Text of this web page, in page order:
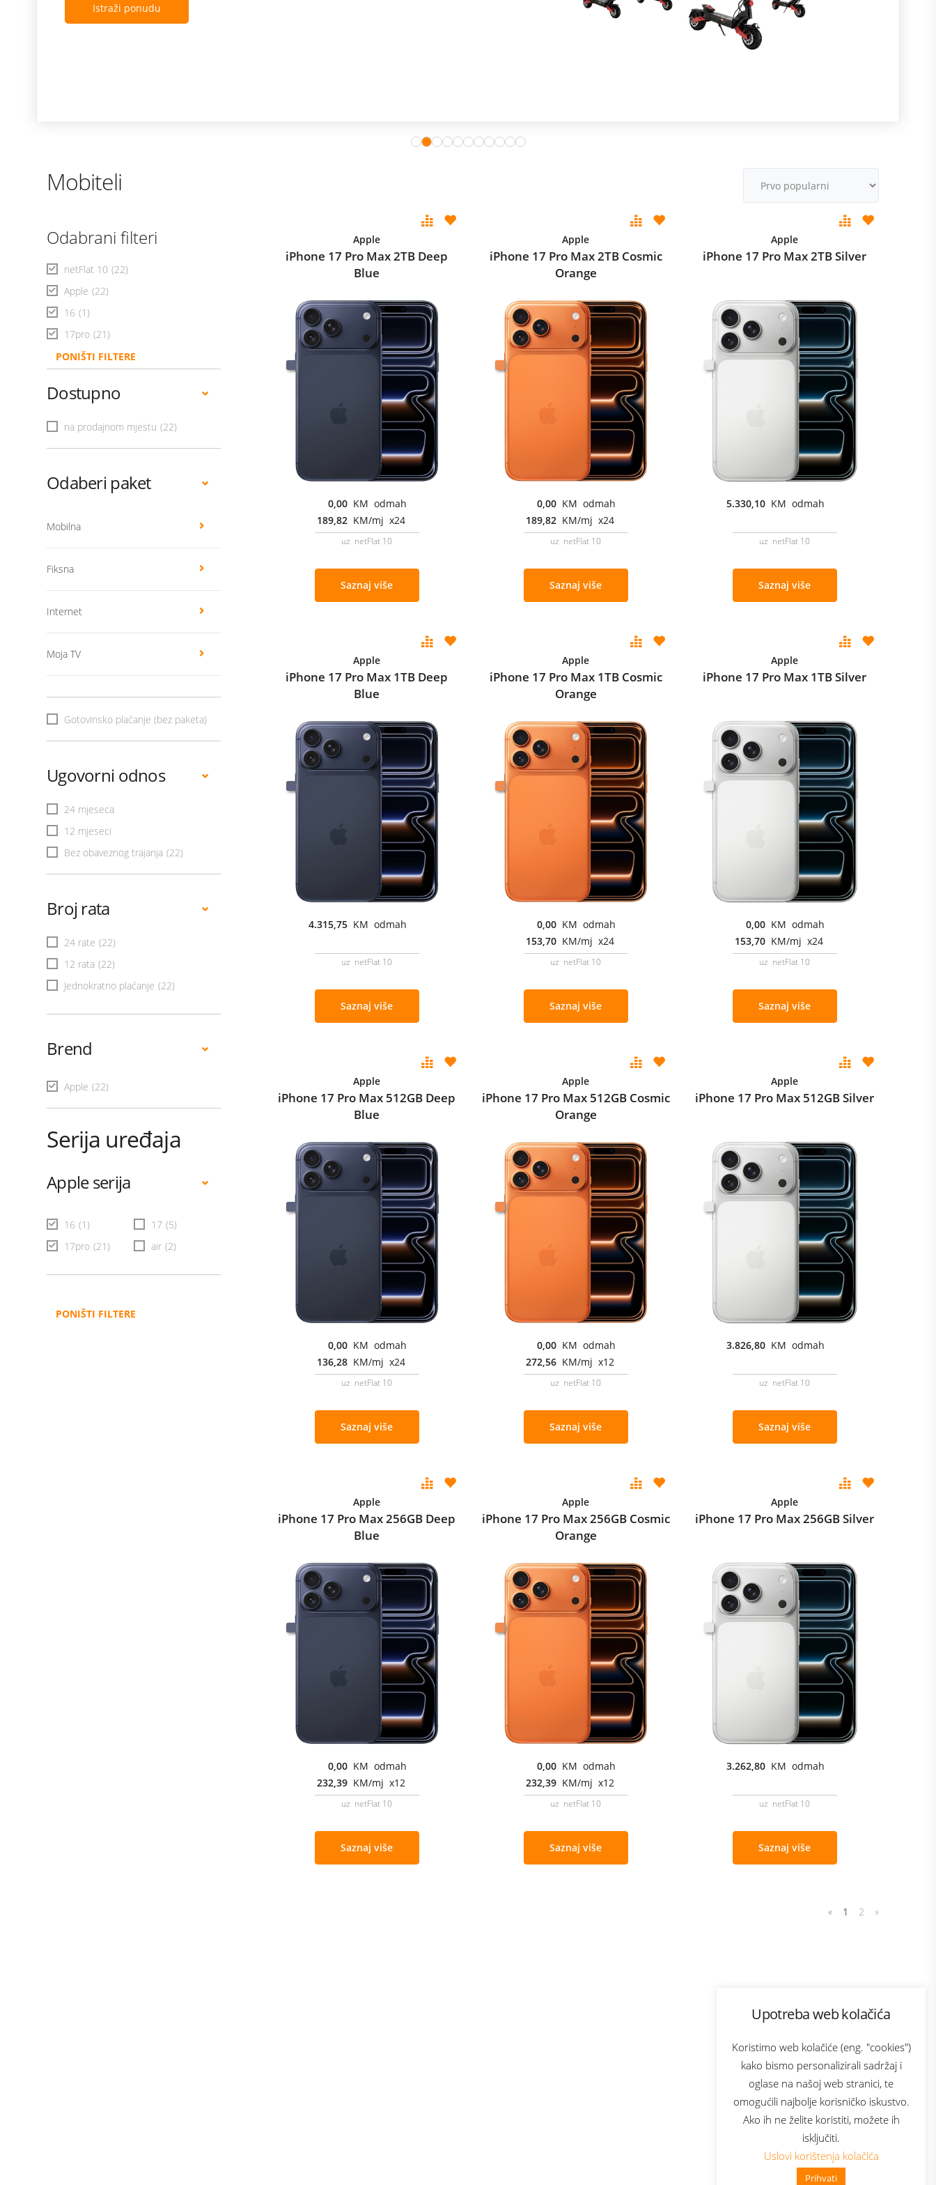
Upotreba web kolačića
Koristimo web kolačiće (eng. "cookies")
kako bismo personalizirali sadržaj i
oglase na našoj web stranici, te
omogućili najbolje korisničko iskustvo.
Ako ih ne želite koristiti, možete ih
isključiti.
Uslovi korištenja kolačića
Prihvati
👋 Zdravo, kako mogu pomoći?
Istraži ponudu
Mobiteli
Odabrani filteri
netFlat 10 (22)
Apple (22)
16 (1)
17pro (21)
PONIŠTI FILTERE
Dostupno
na prodajnom mjestu (22)
Odaberi paket
Mobilna
Fiksna
Internet
Moja TV
Gotovinsko plaćanje (bez paketa)
Ugovorni odnos
24 mjeseca
12 mjeseci
Bez obaveznog trajanja (22)
Broj rata
24 rate (22)
12 rata (22)
Jednokratno plaćanje (22)
Brend
Apple (22)
Serija uređaja
Apple serija
16 (1) 17 (5)
17pro (21) air (2)
PONIŠTI FILTERE
Apple
iPhone 17 Pro Max 2TB Deep
Blue
0,00 KM odmah
189,82 KM/mj x24
uz netFlat 10
Saznaj više
Apple
iPhone 17 Pro Max 2TB Cosmic
Orange
0,00 KM odmah
189,82 KM/mj x24
uz netFlat 10
Saznaj više
Apple
iPhone 17 Pro Max 2TB Silver
5.330,10 KM odmah
uz netFlat 10
Saznaj više
Apple
iPhone 17 Pro Max 1TB Deep
Blue
4.315,75 KM odmah
uz netFlat 10
Saznaj više
Apple
iPhone 17 Pro Max 1TB Cosmic
Orange
0,00 KM odmah
153,70 KM/mj x24
uz netFlat 10
Saznaj više
Apple
iPhone 17 Pro Max 1TB Silver
0,00 KM odmah
153,70 KM/mj x24
uz netFlat 10
Saznaj više
Apple
iPhone 17 Pro Max 512GB Deep
Blue
0,00 KM odmah
136,28 KM/mj x24
uz netFlat 10
Saznaj više
Apple
iPhone 17 Pro Max 512GB Cosmic
Orange
0,00 KM odmah
272,56 KM/mj x12
uz netFlat 10
Saznaj više
Apple
iPhone 17 Pro Max 512GB Silver
3.826,80 KM odmah
uz netFlat 10
Saznaj više
Apple
iPhone 17 Pro Max 256GB Deep
Blue
0,00 KM odmah
232,39 KM/mj x12
uz netFlat 10
Saznaj više
Apple
iPhone 17 Pro Max 256GB Cosmic
Orange
0,00 KM odmah
232,39 KM/mj x12
uz netFlat 10
Saznaj više
Apple
iPhone 17 Pro Max 256GB Silver
3.262,80 KM odmah
uz netFlat 10
Saznaj više
« 1 2 »
Bonus plus
Prijava za newsletter